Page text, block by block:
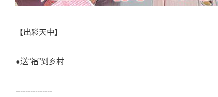
【出彩天中】
●送“福”到乡村
---------------